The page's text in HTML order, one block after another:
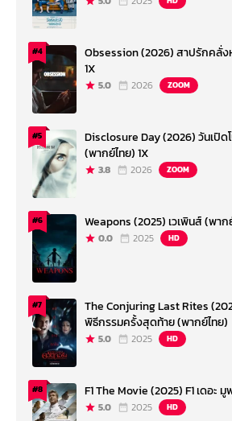
#4
Obsession (2026) สาปรักคลั่
1X
5.0 2026 ZOOM
#5
Disclosure Day (2026) วันเปิด
(พากย์ไทย) 1X
3.8 2026 ZOOM
#6 Weapons (2025) เวเพินส์ (พาก
0.0 2025 HD
#7
The Conjuring Last Rites
พิธีกรรมครั้งสุดท้าย (พากย์ไทย)
5.0 2025 HD
#8 F1 The Movie (2025) F1 เดอะ
5.0 2025 HD